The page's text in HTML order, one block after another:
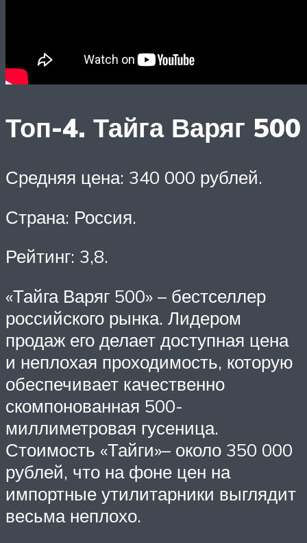
Топ-4. Тайга Варяг 500
Средняя цена: 340 000 рублей.
Страна: Россия.
Рейтинг: 3,8.
«Тайга Варяг 500» – бестселлер
российского рынка. Лидером
продаж его делает доступная цена
и неплохая проходимость, которую
обеспечивает качественно
скомпонованная 500-
миллиметровая гусеница.
Стоимость «Тайги»– около 350 000
рублей, что на фоне цен на
импортные утилитарники выглядит
весьма неплохо.